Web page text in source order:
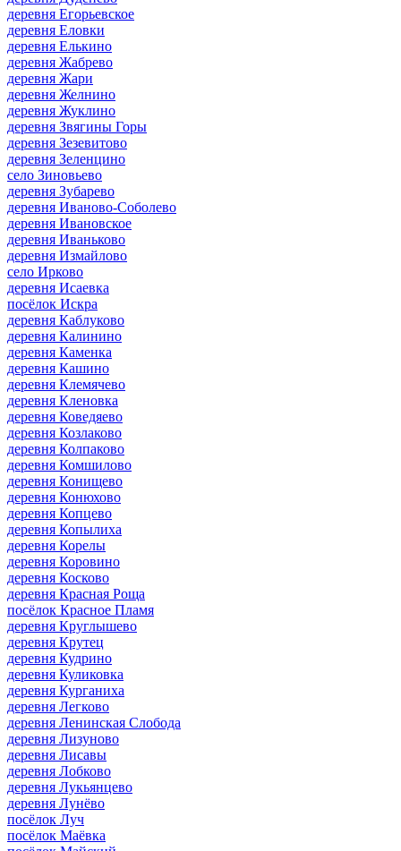
деревня Егорьевское
деревня Еловки
деревня Елькино
деревня Жабрево
деревня Жари
деревня Желнино
деревня Жуклино
деревня Звягины Горы
деревня Зезевитово
деревня Зеленцино
село Зиновьево
деревня Зубарево
деревня Иваново-Соболево
деревня Ивановское
деревня Иваньково
деревня Измайлово
село Ирково
деревня Исаевка
посёлок Искра
деревня Каблуково
деревня Калинино
деревня Каменка
деревня Кашино
деревня Клемячево
деревня Кленовка
деревня Коведяево
деревня Козлаково
деревня Колпаково
деревня Комшилово
деревня Конищево
деревня Конюхово
деревня Копцево
деревня Копылиха
деревня Корелы
деревня Коровино
деревня Косково
деревня Красная Роща
посёлок Красное Пламя
деревня Круглышево
деревня Крутец
деревня Кудрино
деревня Куликовка
деревня Курганиха
деревня Легково
деревня Ленинская Слобода
деревня Лизуново
деревня Лисавы
деревня Лобково
деревня Лукьянцево
деревня Лунёво
посёлок Луч
посёлок Маёвка